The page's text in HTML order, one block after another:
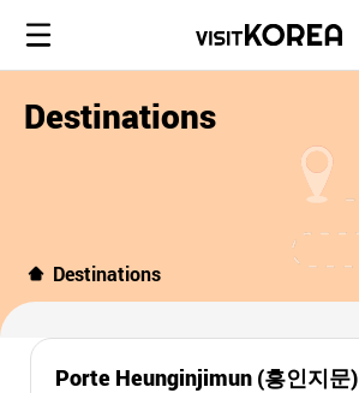
Destinations
Destinations
Porte Heunginjimun (흥인지문)